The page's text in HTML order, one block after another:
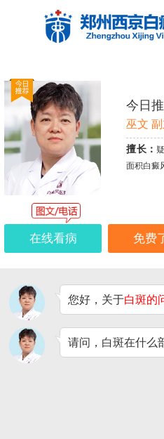
今日
巫文
擅长：
面积白癜
在线看病 免费
您好，关于白斑的
请问，白斑在什么